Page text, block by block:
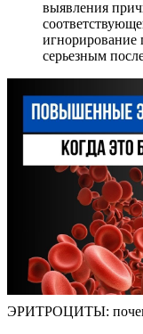
выявления
игнорирование
серьезным
ЭРИТРОЦИТЫ: